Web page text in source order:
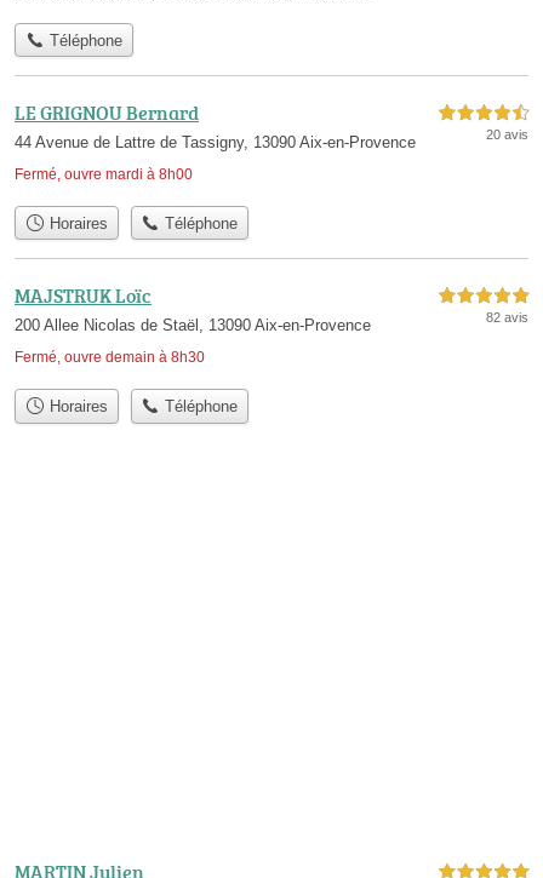
Téléphone
LE GRIGNOU Bernard
44 Avenue de Lattre de Tassigny, 13090 Aix-en-Provence
Fermé, ouvre mardi à 8h00
4,5 étoiles sur 5
20 avis
Horaires Téléphone
MAJSTRUK Loïc
200 Allee Nicolas de Staël, 13090 Aix-en-Provence
Fermé, ouvre demain à 8h30
5,0 étoiles sur 5
82 avis
Horaires Téléphone
MARTIN Julien 5,0 étoiles sur 5